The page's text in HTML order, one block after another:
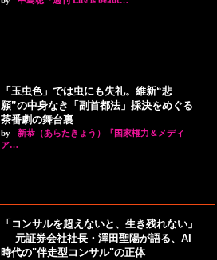
「玉虫色」では虫にも失礼。維新“悲
願”の中身なき「副首都法」採決をめぐる
茶番劇の舞台裏
by
新恭（あらたきょう）『国家権力＆メディ
ア…
「コンサルを超えないと、生き残れない」
──元証券会社社長・澤田聖陽が語る、AI
時代の"伴走型コンサル"の正体